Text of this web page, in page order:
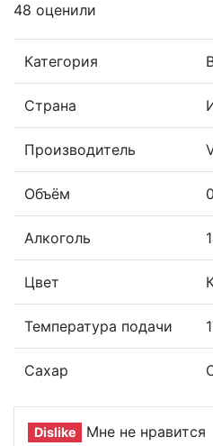
48 оценили
Категория
Страна
Производитель
Объём
Алкоголь
Цвет
Температура подачи
Сахар
Dislike
Мне не нравится